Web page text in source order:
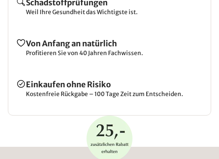
Schadstoffprüfungen
Weil Ihre Gesundheit das Wichtigste ist.
Von Anfang an natürlich
Profitieren Sie von 40 Jahren Fachwissen.
Einkaufen ohne Risiko
Kostenfreie Rückgabe – 100 Tage Zeit zum Entscheiden.